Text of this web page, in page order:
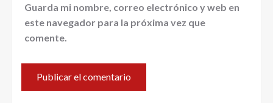
Guarda mi nombre, correo electrónico y web en
este navegador para la próxima vez que
comente.